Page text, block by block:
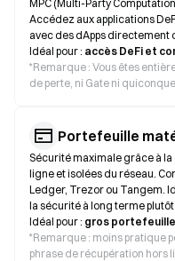
MPC (Multi-Party
Accédez aux applications
avec des dApps directement
Idéal pour : accès DeFi et
*Remarque : Vous êtes
de perte, ni Gate ni
Portefeuille
Sécurité maximale grâce à
ligne et isolées du réseau.
Ledger, Trezor ou Tangem.
la sécurité à long terme
Idéal pour : gros
*Remarque : moins pratique
phrase de récupération hors